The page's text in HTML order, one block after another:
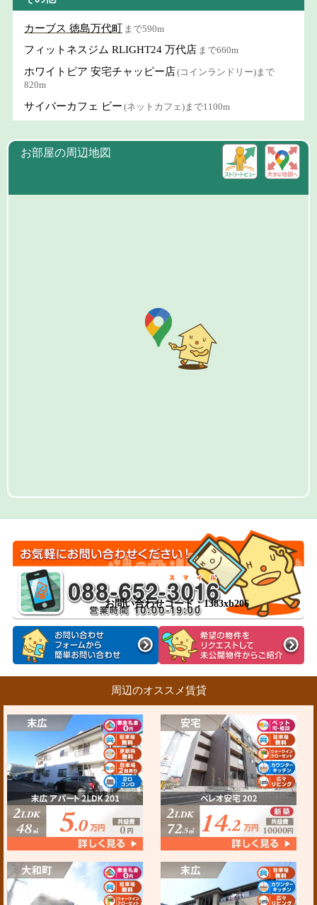
カーブス 徳島万代町 まで590m
フィットネスジム RLIGHT24 万代店 まで660m
ホワイトピア 安宅チャッピー店(コインランドリー)まで
820m
サイバーカフェ ビー (ネットカフェ)まで1100m
お部屋の周辺地図
お問い合わせコード：1383xb206
周辺のオススメ賃貸